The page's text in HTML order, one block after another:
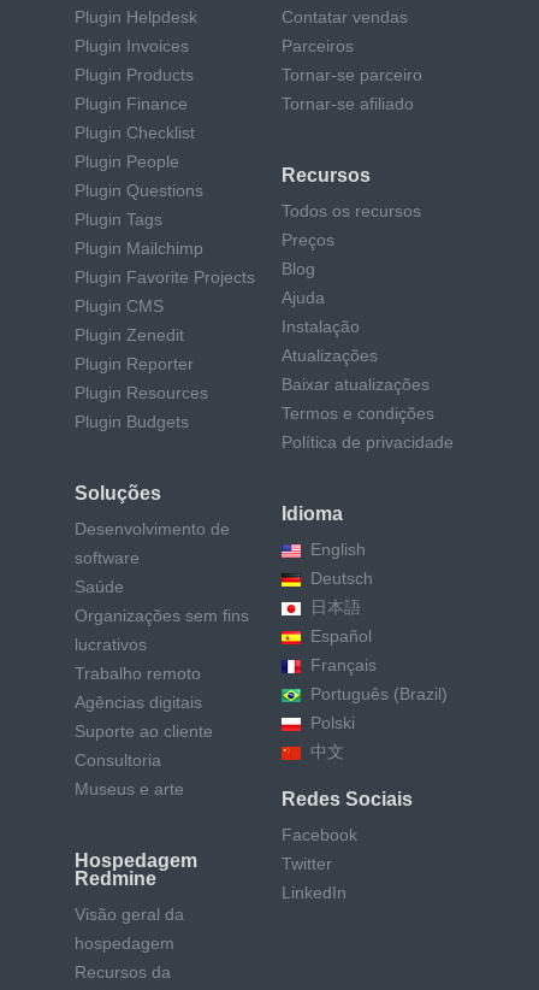
Plugin Helpdesk
Plugin Invoices
Plugin Products
Plugin Finance
Plugin Checklist
Plugin People
Plugin Questions
Plugin Tags
Plugin Mailchimp
Plugin Favorite Projects
Plugin CMS
Plugin Zenedit
Plugin Reporter
Plugin Resources
Plugin Budgets
Soluções
Desenvolvimento de
software
Saúde
Organizações sem fins
lucrativos
Trabalho remoto
Agências digitais
Suporte ao cliente
Consultoria
Museus e arte
Hospedagem
Redmine
Visão geral da
hospedagem
Recursos da
Contatar vendas
Parceiros
Tornar-se parceiro
Tornar-se afiliado
Recursos
Todos os recursos
Preços
Blog
Ajuda
Instalação
Atualizações
Baixar atualizações
Termos e condições
Política de privacidade
Idioma
English
Deutsch
日本語
Español
Français
Português (Brazil)
Polski
中文
Redes Sociais
Facebook
Twitter
LinkedIn